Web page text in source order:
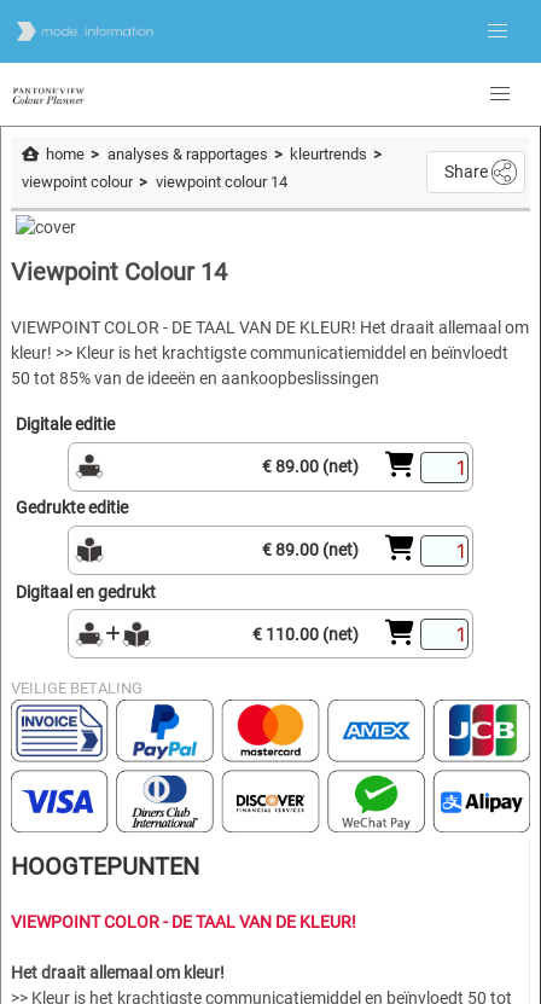
home analyses & rapportages
kleurtrends
viewpoint colour
viewpoint colour 14
Share
Viewpoint Colour 14
VIEWPOINT COLOR - DE TAAL VAN DE KLEUR! Het draait allemaal om
kleur! >> Kleur is het krachtigste communicatiemiddel en beïnvloedt
50 tot 85% van de ideeën en aankoopbeslissingen
Digitale editie
€ 89.00 (net)
Gedrukte editie
€ 89.00 (net)
Digitaal en gedrukt
€ 110.00 (net)
VEILIGE BETALING
HOOGTEPUNTEN
VIEWPOINT COLOR - DE TAAL VAN DE KLEUR!
Het draait allemaal om kleur!
>> Kleur is het krachtigste communicatiemiddel en beïnvloedt 50 tot